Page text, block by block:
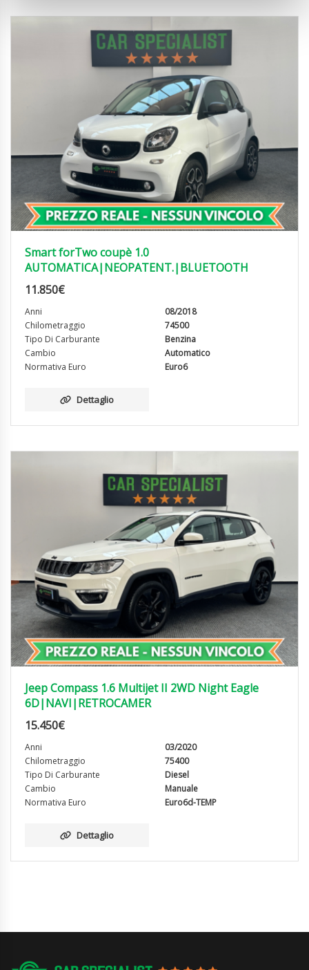
Smart forTwo coupè 1.0
AUTOMATICA|NEOPATENT.|BLUETOOTH
11.850€
Anni
08/2018
Chilometraggio
74500
Tipo Di Carburante
Benzina
Cambio
Automatico
Normativa Euro
Euro6
Dettaglio
Jeep Compass 1.6 Multijet II 2WD Night Eagle
6D|NAVI|RETROCAMER
15.450€
Anni
03/2020
Chilometraggio
75400
Tipo Di Carburante
Diesel
Cambio
Manuale
Normativa Euro
Euro6d-TEMP
Dettaglio